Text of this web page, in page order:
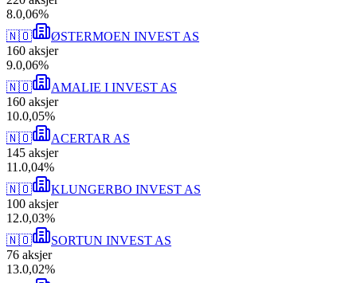
8.0,06%
🇳🇴
ØSTERMOEN INVEST AS
160 aksjer
9.0,06%
🇳🇴
AMALIE I INVEST AS
160 aksjer
10.0,05%
🇳🇴
ACERTAR AS
145 aksjer
11 .0,04%
🇳🇴
KLUNGERBO INVEST AS
100 aksjer
12.0,03%
🇳🇴
SORTUN INVEST AS
76 aksjer
13.0,02%